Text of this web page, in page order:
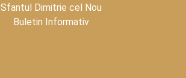
Sfantul Dimitrie cel Nou
Buletin Informativ